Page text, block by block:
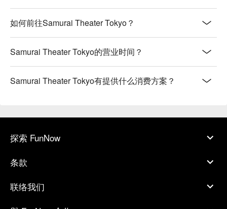
如何前往Samurai Theater Tokyo？
Samurai Theater Tokyo的营业时间？
Samurai Theater Tokyo有提供什么消费方案？
探索 FunNow
条款
联络我们